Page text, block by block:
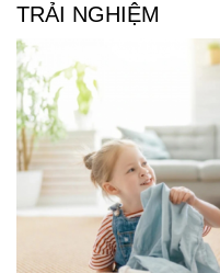
TRẢI NGHIỆM